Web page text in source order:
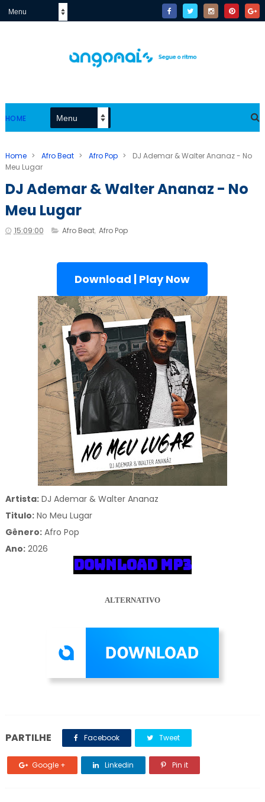
HOME
Home > Afro Beat > Afro Pop >
DJ Ademar & Walter Ananaz - No
Meu Lugar
DJ Ademar & Walter Ananaz - No
Meu Lugar
15:09:00 Afro Beat, Afro Pop
Download | Play Now
Artista:DJ Ademar & Walter Ananaz
Titulo:No Meu Lugar
Gênero: Afro Pop
Ano:2026
DOWNLOAD MP3
ALTERNATIVO
PARTILHE Facebook Tweet
Google + Linkedin Pin it